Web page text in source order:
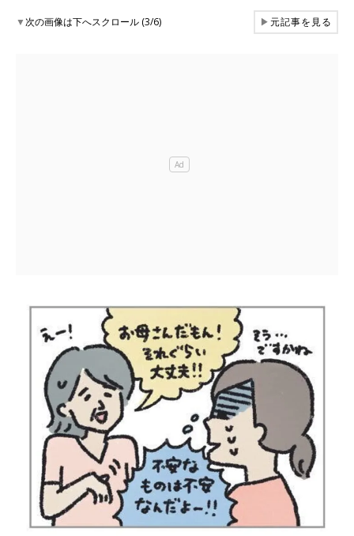
▼次の画像は下へスクロール (3/6) ▶元記事を見る